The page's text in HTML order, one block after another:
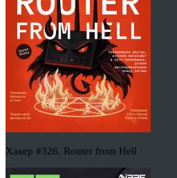
Хакер #326. Router from Hell